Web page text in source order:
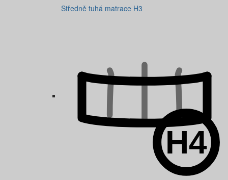
Středně tuhá matrace H3